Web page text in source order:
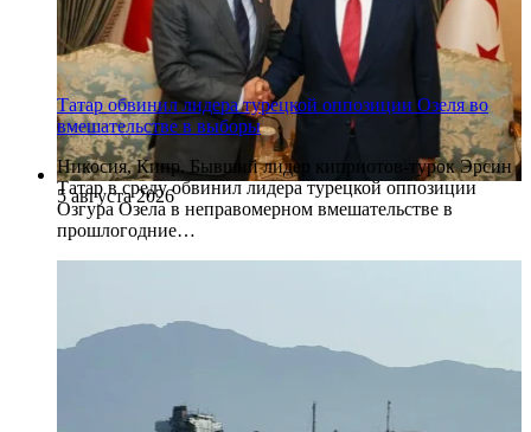
5 августа 2026
Татар обвинил лидера турецкой оппозиции Озеля во
вмешательстве в выборы
Никосия, Кипр. Бывший лидер киприотов-турок Эрсин
Татар в среду обвинил лидера турецкой оппозиции
Озгура Озела в неправомерном вмешательстве в
прошлогодние…